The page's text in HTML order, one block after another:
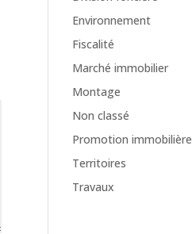
Environnement
Fiscalité
Marché immobilier
Montage
Non classé
Promotion immobilière
Territoires
Travaux